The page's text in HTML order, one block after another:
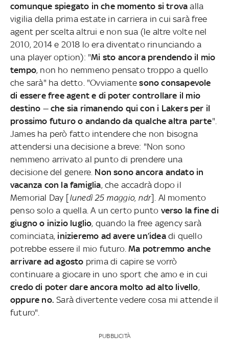
comunque spiegato in che momento si trovaalla
vigilia della prima estate in carriera in cui sarà free
agent per scelta altrui e non sua (le altre volte nel
2010, 2014 e 2018 lo era diventato rinunciando a
una player option): "Mi sto ancora prendendo il mio
tempo, non ho nemmeno pensato troppo a quello
che sarà" ha detto. "Ovviamentesono consapevole
di essere free agent e di poter controllare il mio
destino —che sia rimanendo qui con i Lakers per il
prossimo futuro o andando da qualche altra parte".
James ha però fatto intendere che non bisogna
attendersi una decisione a breve: "Non sono
nemmeno arrivato al punto di prendere una
decisione del genere. Non sono ancora andato in
vacanza con la famiglia, che accadrà dopo il
Memorial Day [lunedì 25 maggio, ndr]. Al momento
penso solo a quella. A un certo punto verso la fine di
giugno o inizio luglio, quando la free agency sarà
cominciata, inizieremo ad avere un’ideadi quello
potrebbe essere il mio futuro.Ma potremmo anche
arrivare ad agosto prima di capire se vorrò
continuare a giocare in uno sport che amo e in cui
credo di poter dare ancora molto ad alto livello,
oppure no. Sarà divertente vedere cosa mi attende il
futuro".
PUBBLICITÀ